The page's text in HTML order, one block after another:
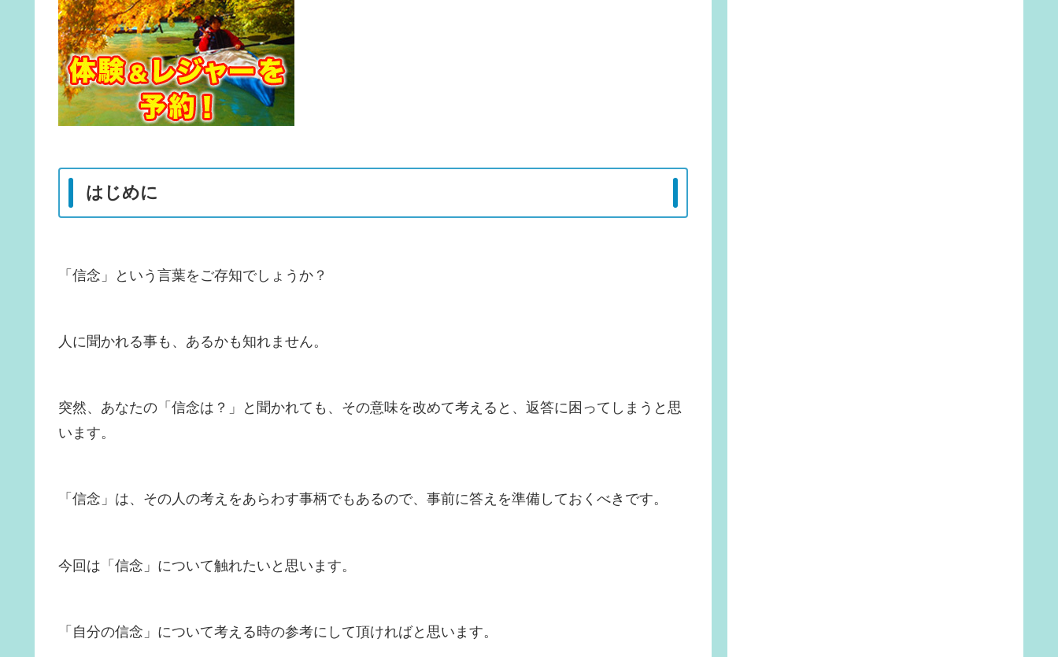
はじめに
「信念」という言葉をご存知でしょうか？
人に聞かれる事も、あるかも知れません。
突然、あなたの「信念は？」と聞かれても、その意味を改めて考えると、返答に困ってしまうと思
います。
「信念」は、その人の考えをあらわす事柄でもあるので、事前に答えを準備しておくべきです。
今回は「信念」について触れたいと思います。
「自分の信念」について考える時の参考にして頂ければと思います。